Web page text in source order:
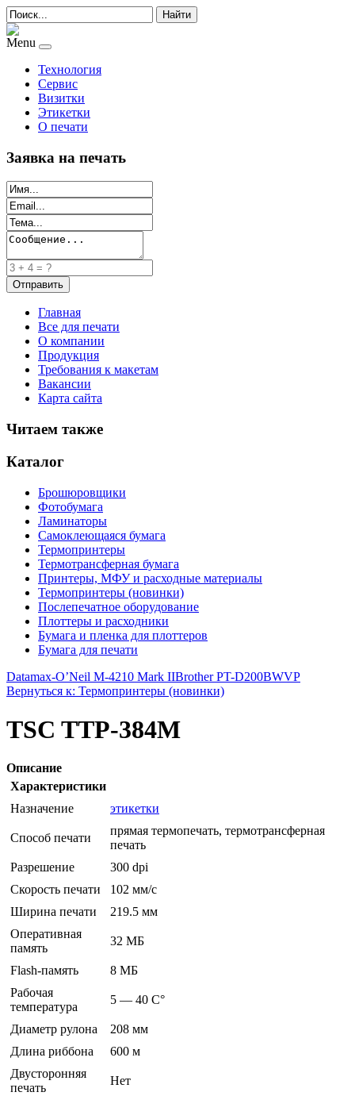
Найти
Menu
Технология
Сервис
Визитки
Этикетки
О печати
Заявка на печать
Главная
Все для печати
О компании
Продукция
Требования к макетам
Вакансии
Карта сайта
Читаем также
Каталог
Брошюровщики
Фотобумага
Ламинаторы
Самоклеющаяся бумага
Термопринтеры
Термотрансферная бумага
Принтеры, МФУ и расходные материалы
Термопринтеры (новинки)
Послепечатное оборудование
Плоттеры и расходники
Бумага и пленка для плоттеров
Бумага для печати
Datamax-O’Neil M-4210 Mark IIBrother PT-D200BWVP
Вернуться к: Термопринтеры (новинки)
TSC TTP-384M
Описание
Характеристики
Назначение
этикетки
Способ печати
прямая термопечать, термотрансферная
печать
Разрешение
300 dpi
Скорость печати
102 мм/с
Ширина печати
219.5 мм
Оперативная
память
32 МБ
Flash-память
8 МБ
Рабочая
температура
5 — 40 C°
Диаметр рулона
208 мм
Длина риббона
600 м
Двусторонняя
печать
Нет